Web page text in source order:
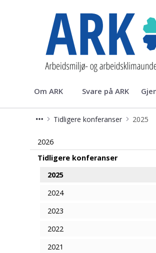
ARK
Om ARK Svare på ARK
Tidligere konferanser 2025
2026
Tidligere konferanser
2025
2024
2023
2022
2021